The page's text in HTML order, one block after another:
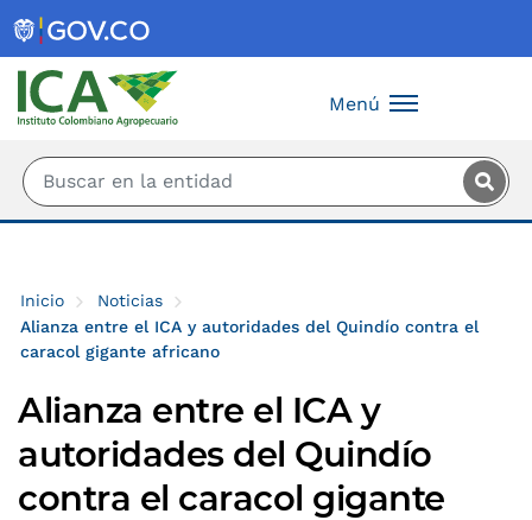
Menú
Inicio
Noticias
Alianza entre el ICA y autoridades del Quindío contra el
caracol gigante africano
Alianza entre el ICA y
autoridades del Quindío
contra el caracol gigante